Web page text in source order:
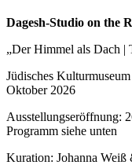
Dagesh-Studio on the
„Der Himmel als Dach |
Jüdisches
Oktober 2026
Ausstellungseröffnung:
Programm siehe unten
Kuration: Johanna